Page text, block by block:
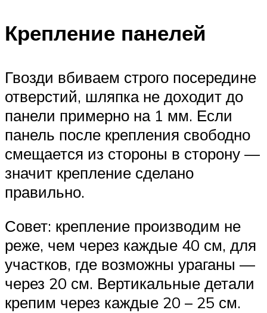
Крепление панелей
Гвозди вбиваем строго посередине
отверстий, шляпка не доходит до
панели примерно на 1 мм. Если
панель после крепления свободно
смещается из стороны в сторону —
значит крепление сделано
правильно.
Совет: крепление производим не
реже, чем через каждые 40 см, для
участков, где возможны ураганы —
через 20 см. Вертикальные детали
крепим через каждые 20 – 25 см.